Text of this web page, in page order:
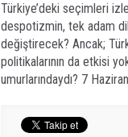
Türkiye’deki seçimleri
despotizmin, tek adam
değiştirecek? Ancak;
politikalarının da etkisi
umurlarındaydı? 7